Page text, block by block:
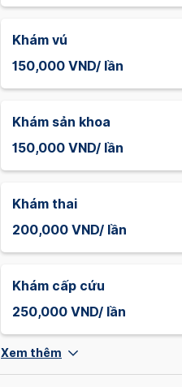
Khám vú
150,000 VND/ lần
Khám sản khoa
150,000 VND/ lần
Khám thai
200,000 VND/ lần
Khám cấp cứu
250,000 VND/ lần
Xem thêm